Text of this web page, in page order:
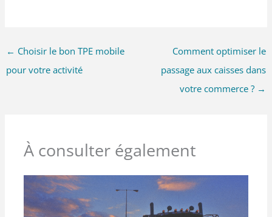
← Choisir le bon TPE mobile
pour votre activité
Comment optimiser le
passage aux caisses dans
votre commerce ? →
À consulter également